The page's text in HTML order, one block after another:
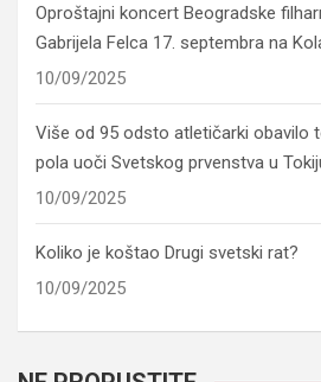
Oproštajni koncert Beogradske
Gabrijela Felca 17. septembra na
10/09/2025
Više od 95 odsto atletičarki obavilo
pola uoči Svetskog prvenstva u
10/09/2025
Koliko je koštao Drugi svetski rat?
10/09/2025